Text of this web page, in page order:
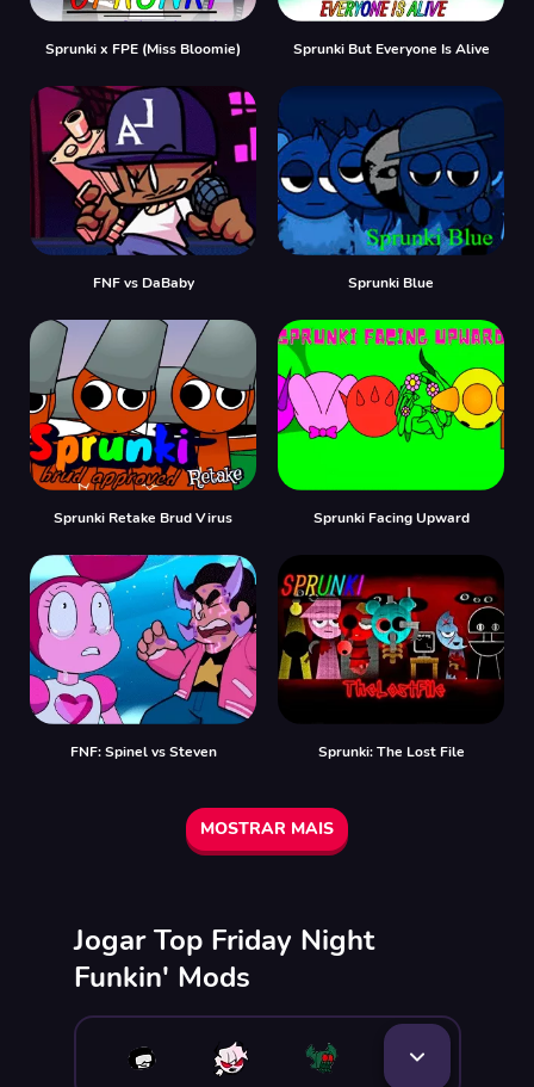
Sprunki x FPE (Miss Bloomie) Sprunki But Everyone Is Alive
FNF vs DaBaby Sprunki Blue
Sprunki Retake Brud Virus Sprunki Facing Upward
FNF: Spinel vs Steven Sprunki: The Lost File
MOSTRAR MAIS
Jogar Top Friday Night
Funkin' Mods